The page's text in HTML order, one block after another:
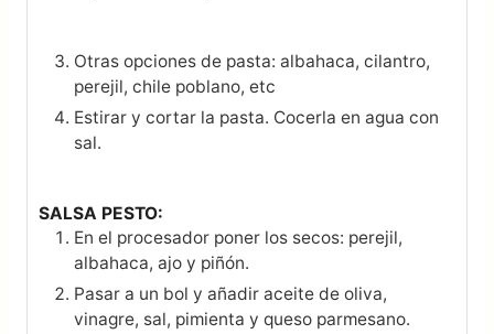
Otras opciones de pasta: albahaca, cilantro,
perejil, chile poblano, etc
Estirar y cortar la pasta. Cocerla en agua con
sal.
SALSA PESTO:
En el procesador poner los secos: perejil,
albahaca, ajo y piñón.
Pasar a un bol y añadir aceite de oliva,
vinagre, sal, pimienta y queso parmesano.